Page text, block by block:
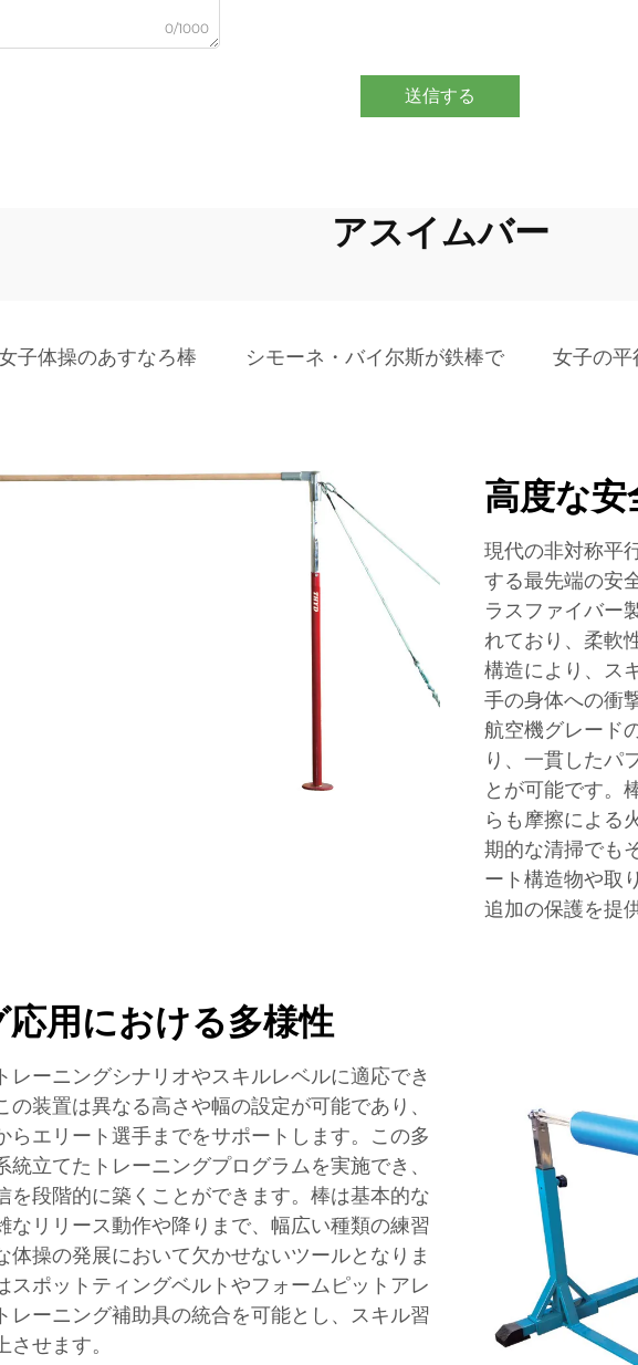
0/1000
送信する
アスイムバー
子体操のあすなろ棒 シモーネ・バイ尔斯が鉄棒で 女子の平
高度な
現代の非対称平
する最先端の安
ラスファイバー
れており、柔軟
構造により、ス
手の身体への衝
航空機グレード
り、一貫したパ
とが可能です。
らも摩擦による
期的な清掃でも
ート構造物や取
追加の保護を提
応用における多様性
レーニングシナリオやスキルレベルに適応でき
の装置は異なる高さや幅の設定が可能であり、
らエリート選手までをサポートします。この多
立てたトレーニングプログラムを実施でき、
を段階的に築くことができます。棒は基本的な
なリリース動作や降りまで、幅広い種類の練習
体操の発展において欠かせないツールとなりま
スポットティングベルトやフォームピットアレ
レーニング補助具の統合を可能とし、スキル習
せます。